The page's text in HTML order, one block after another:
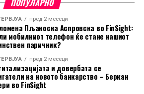
на суровините, материјалите и
за 0,3 отсто, додека
потрошувачки добра
Цените на нетрајните
останале непроменети.
пад, цените на енергијата во ЕУ во
повисоки во споредба со истиот
ПОПУЛАРНО
пред 2 месеци
Пљакоска Аспровска во FinSight:
мобилниот телефон ќе стане нашиот
паричник?
пред 2 месеци
и довербата се
на новото банкарство – Беркан
во FinSight